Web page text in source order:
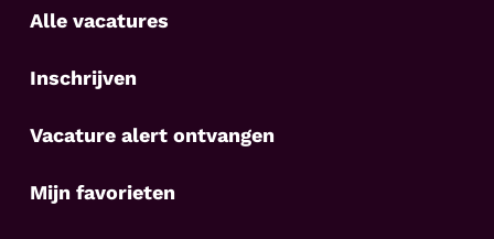
Alle vacatures
Inschrijven
Vacature alert ontvangen
Mijn favorieten